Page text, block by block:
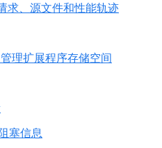
求、源文件和性能轨迹
理扩展程序存储空间
塞信息